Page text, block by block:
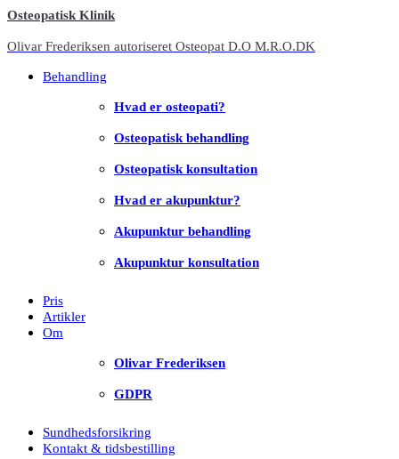
Osteopatisk Klinik
Olivar Frederiksen autoriseret Osteopat D.O M.R.O.DK
Behandling
Hvad er osteopati?
Osteopatisk behandling
Osteopatisk konsultation
Hvad er akupunktur?
Akupunktur behandling
Akupunktur konsultation
Pris
Artikler
Om
Olivar Frederiksen
GDPR
Sundhedsforsikring
Kontakt & tidsbestilling